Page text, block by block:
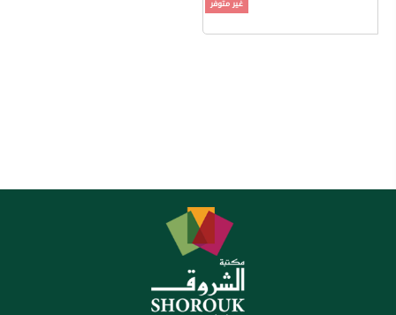
غير متوفر